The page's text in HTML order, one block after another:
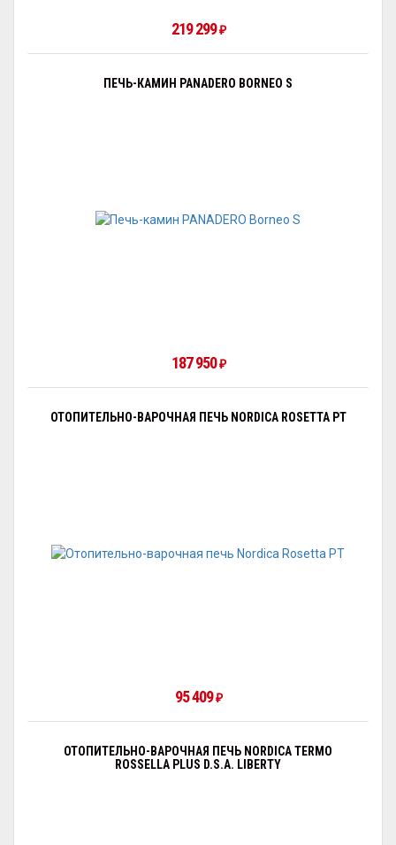
219 299 ₽
ПЕЧЬ-КАМИН PANADERO BORNEO S
187 950 ₽
ОТОПИТЕЛЬНО-ВАРОЧНАЯ ПЕЧЬ NORDICA ROSETTA PT
95 409 ₽
ОТОПИТЕЛЬНО-ВАРОЧНАЯ ПЕЧЬ NORDICA TERMO
ROSSELLA PLUS D.S.A. LIBERTY